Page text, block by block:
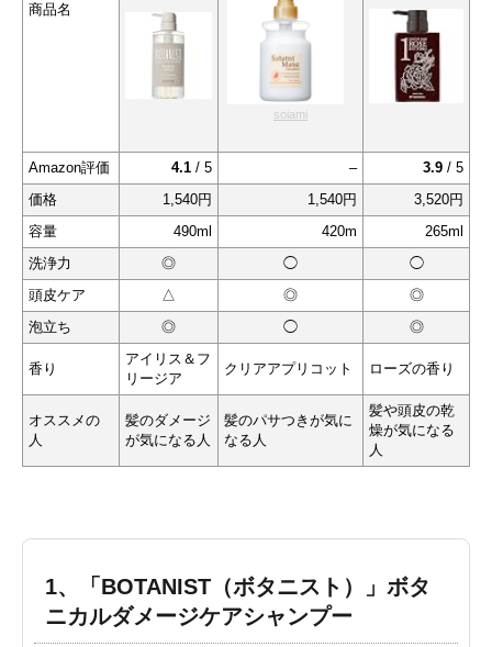
商品名
soiami
Amazon評価 4.1 / 5 – 3.9 / 5
価格
1,540円 1,540円
3,520円
容量
490ml 420m
265ml
洗浄力
◎ ◯
◯
頭皮ケア
△ ◎
◎
泡立ち
◎ ◯ ◎
香り
アイリス＆フ
リージア
クリアアプリコット ローズの香り
オススメの
人
髪のダメージ
が気になる人
髪のパサつきが気に
なる人
髪や頭皮の乾
燥が気になる
人
1、「BOTANIST（ボタニスト）」ボタ
ニカルダメージケアシャンプー